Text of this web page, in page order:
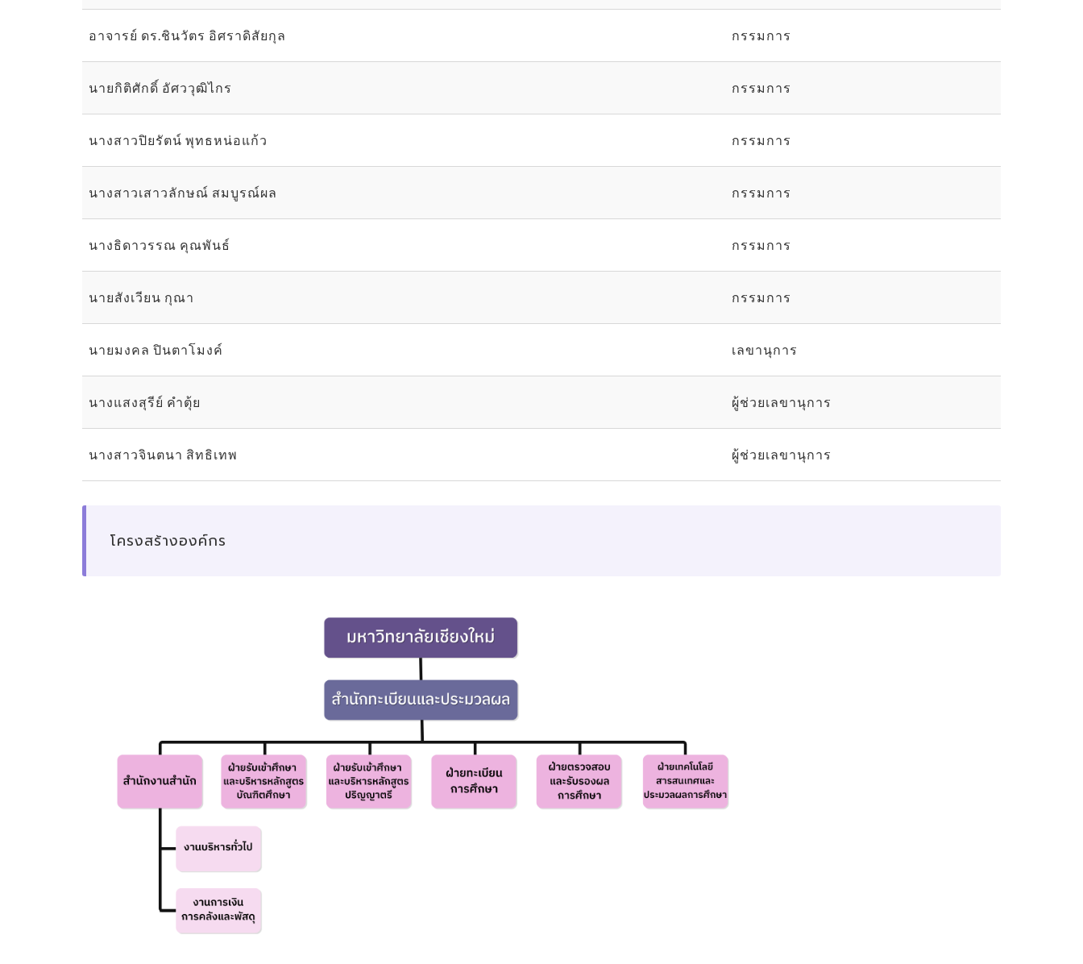
อาจารย์ ดร.ชินวัตร อิศราดิสัยกุล กรรมการ
นายกิติศักดิ์ อัศววุฒิไกร กรรมการ
นางสาวปิยรัตน์ พุทธหน่อแก้ว กรรมการ
นางสาวเสาวลักษณ์ สมบูรณ์ผล กรรมการ
นางธิดาวรรณ คุณพันธ์ กรรมการ
นายสังเวียน กุณา กรรมการ
นายมงคล ปินตาโมงค์ เลขานุการ
นางแสงสุรีย์ คำตุ้ย ผู้ช่วยเลขานุการ
นางสาวจินตนา สิทธิเทพ ผู้ช่วยเลขานุการ
โครงสร้างองค์กร